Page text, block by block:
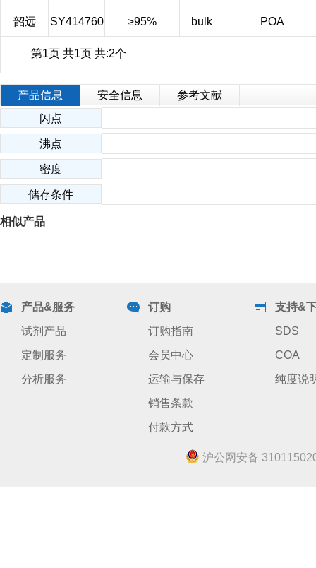
韶远 SY414760 ≥95% bulk POA
第1页 共1页 共:2个
产品信息 安全信息
参考文献
闪点
沸点
密度
储存条件
相似产品
产品&服务
试剂产品
定制服务
分析服务
订购
订购指南
会员中心
运输与保存
销售条款
付款方式
支持&
SDS
COA
纯度说
沪公网安备